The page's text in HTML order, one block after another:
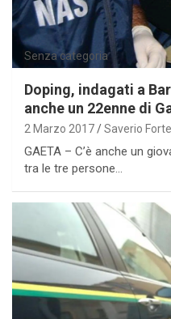
Senza categoria
Doping, indagati a
anche un 22enne di
2 Marzo 2017 Saverio Forte
GAETA – C’è anche un
tra le tre persone…